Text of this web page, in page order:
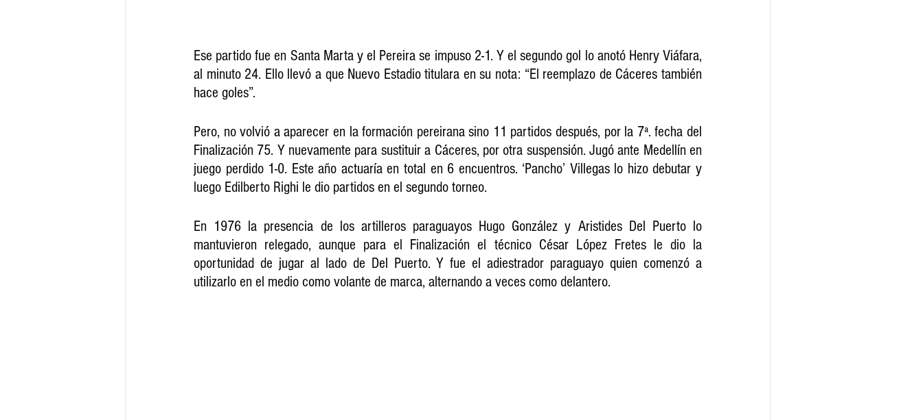
Ese partido fue en Santa Marta y el Pereira se impuso 2-1. Y el segundo gol lo anotó Henry Viáfara,
al minuto 24. Ello llevó a que Nuevo Estadio titulara en su nota: “El reemplazo de Cáceres también
hace goles”.
Pero, no volvió a aparecer en la formación pereirana sino 11 partidos después, por la 7ª. fecha del
Finalización 75. Y nuevamente para sustituir a Cáceres, por otra suspensión. Jugó ante Medellín en
juego perdido 1-0. Este año actuaría en total en 6 encuentros. ‘Pancho’ Villegas lo hizo debutar y
luego Edilberto Righi le dio partidos en el segundo torneo.
En 1976 la presencia de los artilleros paraguayos Hugo González y Aristides Del Puerto lo
mantuvieron relegado, aunque para el Finalización el técnico César López Fretes le dio la
oportunidad de jugar al lado de Del Puerto. Y fue el adiestrador paraguayo quien comenzó a
utilizarlo en el medio como volante de marca, alternando a veces como delantero.